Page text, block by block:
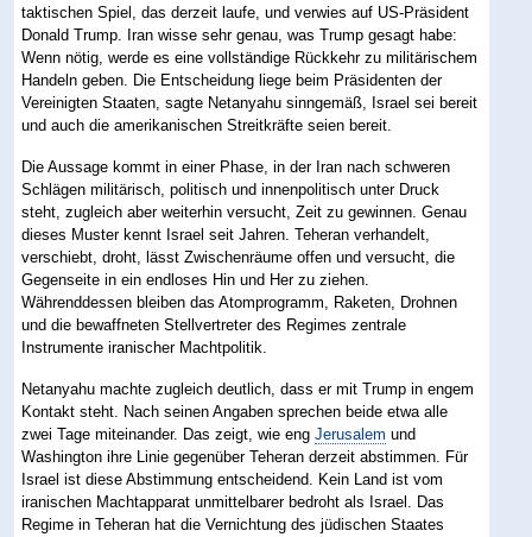
taktischen Spiel, das derzeit laufe, und verwies auf US-Präsident
Donald Trump. Iran wisse sehr genau, was Trump gesagt habe:
Wenn nötig, werde es eine vollständige Rückkehr zu militärischem
Handeln geben. Die Entscheidung liege beim Präsidenten der
Vereinigten Staaten, sagte Netanyahu sinngemäß, Israel sei bereit
und auch die amerikanischen Streitkräfte seien bereit.
Die Aussage kommt in einer Phase, in der Iran nach schweren
Schlägen militärisch, politisch und innenpolitisch unter Druck
steht, zugleich aber weiterhin versucht, Zeit zu gewinnen. Genau
dieses Muster kennt Israel seit Jahren. Teheran verhandelt,
verschiebt, droht, lässt Zwischenräume offen und versucht, die
Gegenseite in ein endloses Hin und Her zu ziehen.
Währenddessen bleiben das Atomprogramm, Raketen, Drohnen
und die bewaffneten Stellvertreter des Regimes zentrale
Instrumente iranischer Machtpolitik.
Netanyahu machte zugleich deutlich, dass er mit Trump in engem
Kontakt steht. Nach seinen Angaben sprechen beide etwa alle
zwei Tage miteinander. Das zeigt, wie engJerusalem und
Washington ihre Linie gegenüber Teheran derzeit abstimmen. Für
Israel ist diese Abstimmung entscheidend. Kein Land ist vom
iranischen Machtapparat unmittelbarer bedroht als Israel. Das
Regime in Teheran hat die Vernichtung des jüdischen Staates